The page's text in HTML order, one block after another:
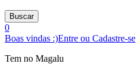
Buscar
0
Boas vindas :)Entre ou Cadastre-se
Tem no Magalu